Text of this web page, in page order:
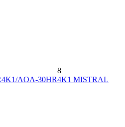
8
AOA-30HR4K1 MISTRAL